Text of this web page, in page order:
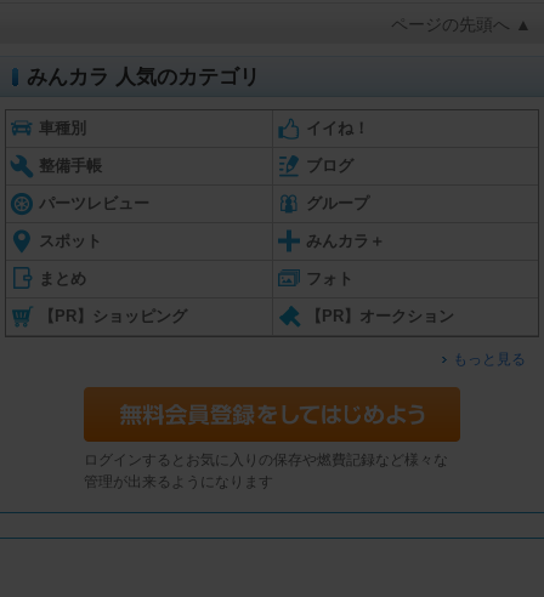
ページの先頭へ ▲
みんカラ 人気のカテゴリ
車種別 イイね！
整備手帳 ブログ
パーツレビュー グループ
スポット みんカラ＋
まとめ フォト
【PR】ショッピング 【PR】オークション
もっと見る
ログインするとお気に入りの保存や燃費記録など様々な
管理が出来るようになります